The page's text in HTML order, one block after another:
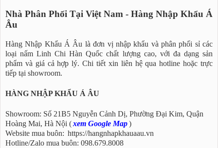
Nhà Phân Phối Tại Việt Nam - Hàng Nhập Khẩu Á
Âu
Hàng Nhập Khẩu Á Âu là đơn vị nhập khẩu và phân phối sỉ các
loại nấm Linh Chi Hàn Quốc chất lượng cao, với đa dạng sản
phẩm và giá cả hợp lý. Chi tiết xin liên hệ qua hotline hoặc trực
tiếp tại showroom.
HÀNG NHẬP KHẨU Á ÂU
Showroom: Số 21B5 Nguyễn Cảnh Dị, Phường Đại Kim, Quận
Hoàng Mai, Hà Nội (xem Google Map)
Website mua buôn: https://hangnhapkhauaau.vn
Hotline/Zalo mua buôn: 098.679.8008